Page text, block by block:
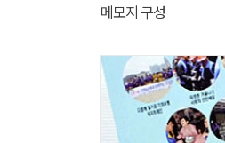
메모지 구성